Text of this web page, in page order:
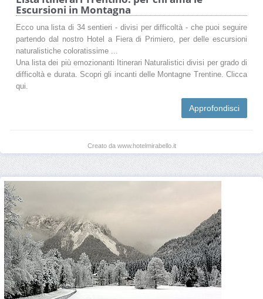
Escursioni in Montagna
Ecco una lista di 34 sentieri - divisi per difficoltà - che puoi seguire
partendo dal nostro Hotel a Fiera di Primiero, per delle escursioni
naturalistiche coloratissime ...
Una lista dei più emozionanti Itinerari Naturalistici divisi per grado di
difficoltà e durata. Scopri gli incanti delle Montagne Trentine. Clicca
qui.
Approfondisci
Creato da www.hotelmirabello.it